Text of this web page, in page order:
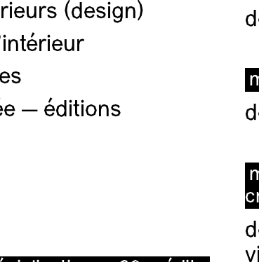
(design)
— éditions